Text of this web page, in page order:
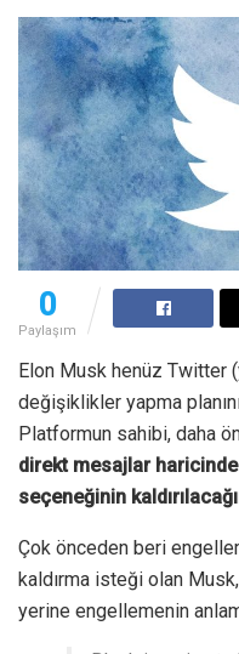
0
Paylaşım
Elon Musk henüz Twitter
değişiklikler yapma
Platformun sahibi, daha
direkt mesajlar haricinde
seçeneğinin
Çok önceden beri
kaldırma isteği olan
yerine engellemenin